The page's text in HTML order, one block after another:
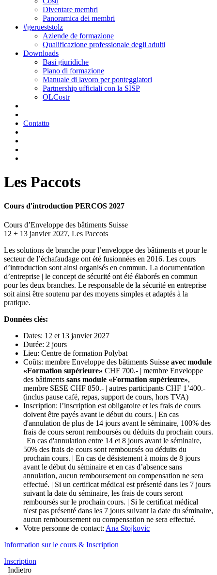
Diventare membri
Panoramica dei membri
#gerueststolz
Aziende de formazione
Qualificazione professionale degli adulti
Downloads
Basi giuridiche
Piano di formazione
Manuale di lavoro per ponteggiatori
Partnership ufficiali con la SISP
OLCostr
Contatto
Les Paccots
Cours d'introduction PERCOS 2027
Cours d’Enveloppe des bâtiments Suisse
12 + 13 janvier 2027, Les Paccots
Les solutions de branche pour l’enveloppe des bâtiments et pour le
secteur de l’échafaudage ont été fusionnées en 2016. Les cours
d’introduction sont ainsi organisés en commun. La documentation
d’entreprise | le concept de sécurité ont été élaborés en commun
pour les deux branches. Le responsable de la sécurité en entreprise
soit ainsi être soutenu par des moyens simples et adaptés à la
pratique.
Données clés:
Dates: 12 et 13 janvier 2027
Durée: 2 jours
Lieu: Centre de formation Polybat
Coûts: membre Enveloppe des bâtiments Suisse avec module
«Formation supérieure» CHF 700.- | membre Enveloppe
des bâtiments sans module «Formation supérieure»,
membre SESE CHF 850.- | autres participants CHF 1’400.-
(inclus pause café, repas, support de cours, hors TVA)
Inscription: l’inscription est obligatoire et les frais de cours
doivent être payés avant le début du cours. | En cas
d'annulation de plus de 14 jours avant le séminaire, 100% des
frais de cours seront remboursés ou déduits du prochain cours.
| En cas d'annulation entre 14 et 8 jours avant le séminaire,
50% des frais de cours sont remboursés ou déduits du
prochain cours. | En cas de désistement à moins de 8 jours
avant le début du séminaire et en cas d’absence sans
annulation, aucun remboursement ou compensation ne sera
effectué. | Si un certificat médical est présenté dans les 7 jours
suivant la date du séminaire, les frais de cours seront
remboursés sur le prochain cours. | Si le certificat médical
n'est pas présenté dans les 7 jours suivant la date du séminaire,
aucun remboursement ou compensation ne sera effectué.
Votre personne de contact: Ana Stojkovic
Information sur le cours & Inscription
Inscription
Indietro